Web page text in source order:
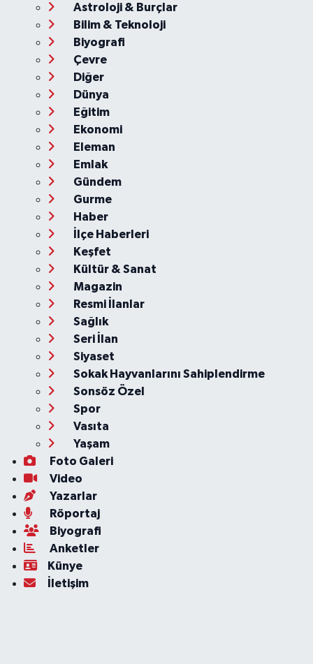
Astroloji & Burçlar
Bilim & Teknoloji
Biyografi
Çevre
Diğer
Dünya
Eğitim
Ekonomi
Eleman
Emlak
Gündem
Gurme
Haber
İlçe Haberleri
Keşfet
Kültür & Sanat
Magazin
Resmi İlanlar
Sağlık
Seri İlan
Siyaset
Sokak Hayvanlarını Sahiplendirme
Sonsöz Özel
Spor
Vasıta
Yaşam
Foto Galeri
Video
Yazarlar
Röportaj
Biyografi
Anketler
Künye
İletişim